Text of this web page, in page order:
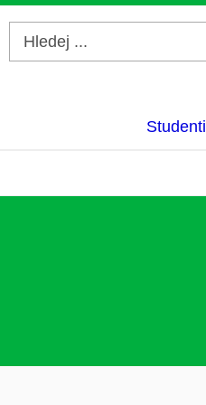
Studenti